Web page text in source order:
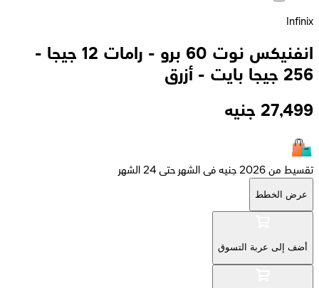
Infinix
انفنيكس نوت 60 برو - رامات 12 جيجا -
256 جيجا بايت - أزرق
27,499 جنيه
تقسيط من 2026 جنيه فى الشهر حتى 24 الشهر
عرض الخطط
أضف إلى عربة التسوق